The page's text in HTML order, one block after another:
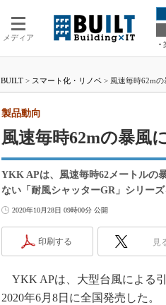
メディア
BUILT > スマート化・リノベ > 風速毎時62m
風速毎時62mの暴風
製品動向
YKK APは、風速毎時62メートルの
ない「耐風シャッターGR」シリーズ
2020年10月28日 09時00分 公開
印刷する 見
YKK APは、大型台風による
2020年6月8日に全国発売した。